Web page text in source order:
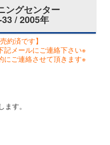
ングセンター
/ 2005年
約済です】
記メールにご連絡下さい※
にご連絡させて頂きます※
す。